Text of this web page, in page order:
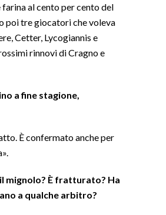
al cento per cento del
poi tre giocatori che voleva
Cetter, Lycogiannis e
rinnovi di Cragno e
a fine stagione,
È confermato anche per
mignolo? È fratturato? Ha
a qualche arbitro?